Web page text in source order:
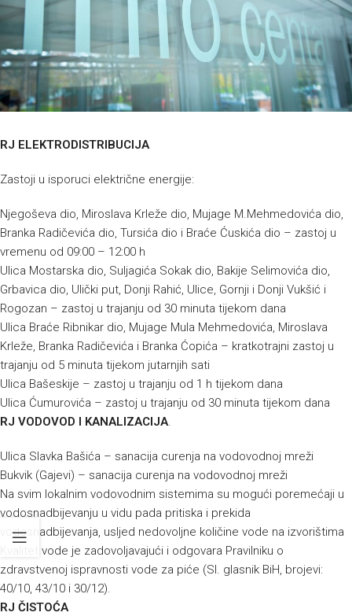
RJ ELEKTRODISTRIBUCIJA
Zastoji u isporuci električne energije:
Njegoševa dio, Miroslava Krleže dio, Mujage M.Mehmedovića dio,
Branka Radičevića dio, Tursića dio i Braće Ćuskića dio – zastoj u
vremenu od 09:00 – 12:00 h
Ulica Mostarska dio, Suljagića Sokak dio, Bakije Selimovića dio,
Grbavica dio, Ulički put, Donji Rahić, Ulice, Gornji i Donji Vukšić i
Rogozan – zastoj u trajanju od 30 minuta tijekom dana
Ulica Braće Ribnikar dio, Mujage Mula Mehmedovića, Miroslava
Krleže, Branka Radičevića i Branka Ćopića – kratkotrajni zastoj u
trajanju od 5 minuta tijekom jutarnjih sati
Ulica Bašeskije – zastoj u trajanju od 1 h tijekom dana
Ulica Ćumurovića – zastoj u trajanju od 30 minuta tijekom dana
RJ VODOVOD I KANALIZACIJA.
Ulica Slavka Bašića – sanacija curenja na vodovodnoj mreži
Bukvik (Gajevi) – sanacija curenja na vodovodnoj mreži
Na svim lokalnim vodovodnim sistemima su mogući poremećaji u
vodosnadbijevanju u vidu pada pritiska i prekida
vodosnadbijevanja, usljed nedovoljne količine vode na izvorištima
Kvalitet vode je zadovoljavajući i odgovara Pravilniku o
zdravstvenoj ispravnosti vode za piće (Sl. glasnik BiH, brojevi:
40/10, 43/10 i 30/12).
RJ ČISTOĆA